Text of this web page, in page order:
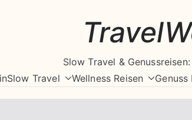
Slow Travel &
Slow Travel Wellness Reisen Genuss